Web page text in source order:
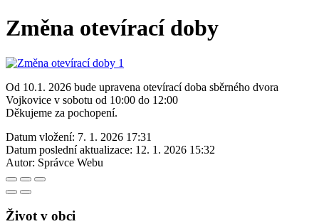
Změna otevírací doby
Od 10.1. 2026 bude upravena otevírací doba sběrného dvora
Vojkovice v sobotu od 10:00 do 12:00
Děkujeme za pochopení.
Datum vložení: 7. 1. 2026 17:31
Datum poslední aktualizace: 12. 1. 2026 15:32
Autor: Správce Webu
Život v obci